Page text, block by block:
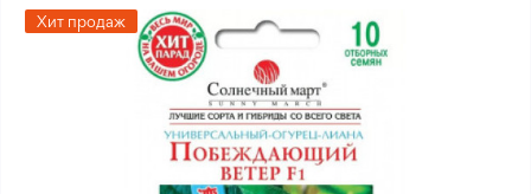
Хит продаж